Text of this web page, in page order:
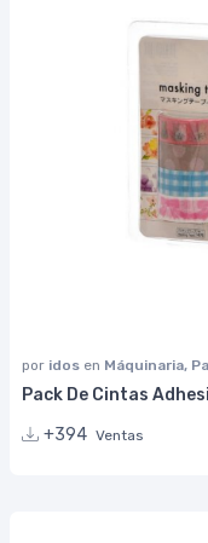
por idos en Máquinaria,
Pack De Cintas
+394 Ventas